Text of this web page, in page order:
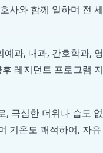
사와 함께 일하며 전
과, 내과, 간호학과,
레지던트 프로그램
극심한 더위나 습도
기온도 쾌적하여, 자